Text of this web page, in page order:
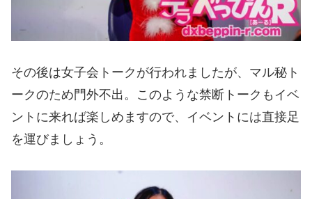
その後は女子会トークが行われましたが、マル秘ト
ークのため門外不出。このような禁断トークもイベ
ントに来れば楽しめますので、イベントには直接足
を運びましょう。